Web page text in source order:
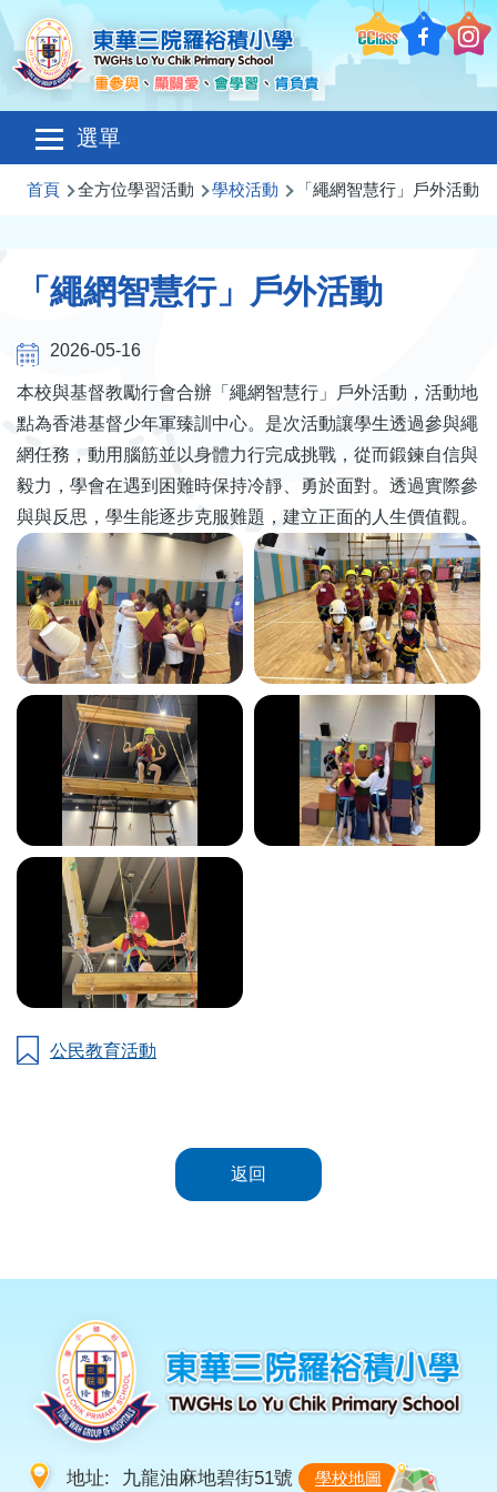
移至主內容
選單
Main
navigation
導
結
首頁 全方位學習活動 學校活動 「繩網智慧行」戶外活動
「繩網智慧行」戶外活動
2026-05-16
本校與基督教勵行會合辦「繩網智慧行」戶外活動，活動地
點為香港基督少年軍臻訓中心。是次活動讓學生透過參與繩
網任務，動用腦筋並以身體力行完成挑戰，從而鍛鍊自信與
毅力，學會在遇到困難時保持冷靜、勇於面對。透過實際參
與與反思，學生能逐步克服難題，建立正面的人生價值觀。
公民教育活動
返回
地址: 九龍油麻地碧街51號 學校地圖